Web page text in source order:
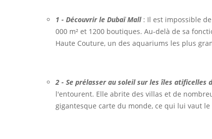
1 - Découvrir le Dubaï Mall: Il est impossible
000 m² et 1200 boutiques. Au-delà de sa
Haute Couture, un des aquariums les plus
2 - Se prélasser au soleil sur les îles atificelles
l'entourent. Elle abrite des villas et de
gigantesque carte du monde, ce qui lui vaut